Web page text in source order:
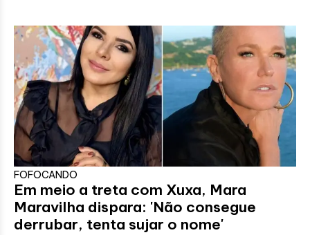
FOFOCANDO
Em meio a treta com Xuxa, Mara
Maravilha dispara: 'Não consegue
derrubar, tenta sujar o nome'